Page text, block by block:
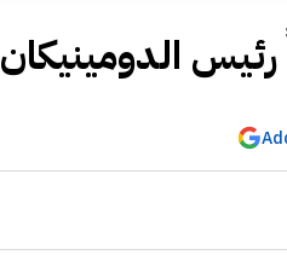
رئيس الدومينيكان